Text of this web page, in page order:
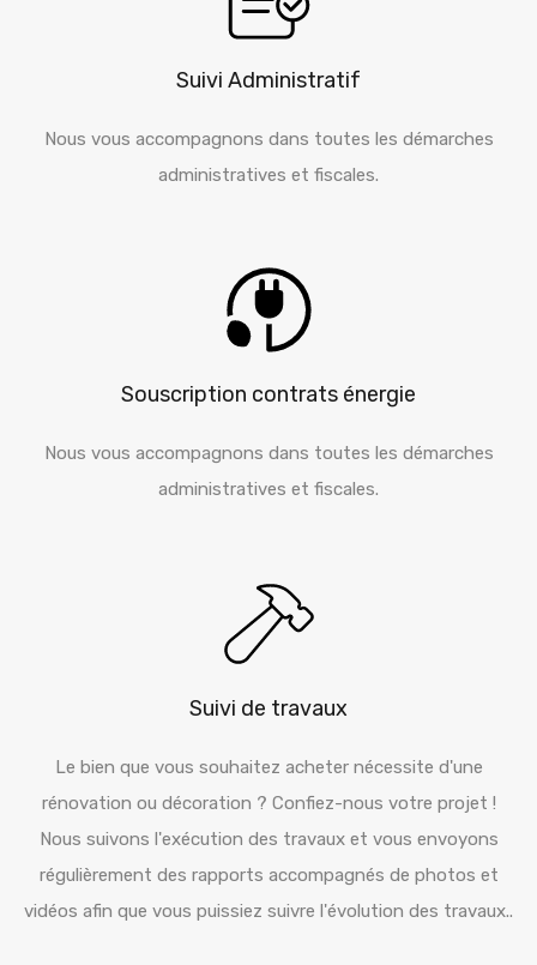
Suivi Administratif
Nous vous accompagnons dans toutes les démarches
administratives et fiscales.
Souscription contrats énergie
Nous vous accompagnons dans toutes les démarches
administratives et fiscales.
Suivi de travaux
Le bien que vous souhaitez acheter nécessite d'une
rénovation ou décoration ? Confiez-nous votre projet !
Nous suivons l'exécution des travaux et vous envoyons
régulièrement des rapports accompagnés de photos et
vidéos afin que vous puissiez suivre l'évolution des travaux..